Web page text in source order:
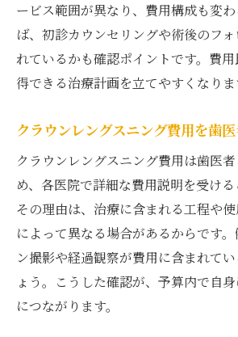
ービス範囲が異なり、費用構成も変
ば、初診カウンセリングや術後のフ
れているかも確認ポイントです。費
得できる治療計画を立てやすくなりま
クラウンレングスニング費用を歯
クラウンレングスニング費用は歯医
め、各医院で詳細な費用説明を受ける
その理由は、治療に含まれる工程や
によって異なる場合があるからです
ン撮影や経過観察が費用に含まれて
ょう。こうした確認が、予算内で自
につながります。